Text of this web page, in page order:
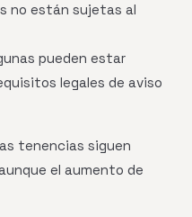
no están sujetas al
pueden estar
legales de aviso
tenencias siguen
el aumento de